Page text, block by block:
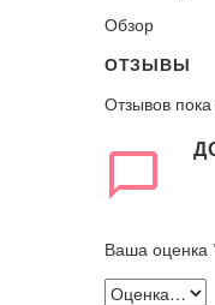
Обзор
ОТЗЫВЫ
Отзывов пока
Ваша оценка